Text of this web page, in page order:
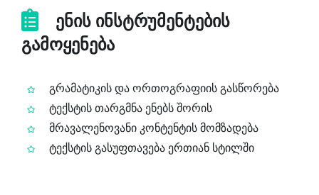
ენის ინსტრუმენტების
გამოყენება
გრამატიკის და ორთოგრაფიის გასწორება
ტექსტის თარგმნა ენებს შორის
მრავალენოვანი კონტენტის მომზადება
ტექსტის გასუფთავება ერთიან სტილში